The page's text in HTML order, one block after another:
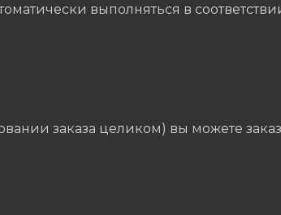
выполняться в
заказа целиком) вы можете